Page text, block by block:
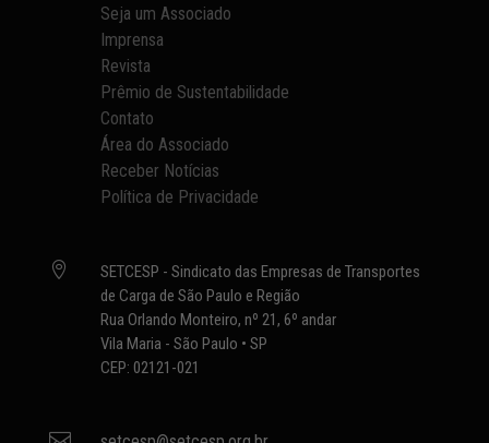
Seja um Associado
Imprensa
Revista
Prêmio de Sustentabilidade
Contato
Área do Associado
Receber Notícias
Política de Privacidade

SETCESP - Sindicato das Empresas de Transportes
de Carga de São Paulo e Região
Rua Orlando Monteiro, nº 21, 6º andar
Vila Maria - São Paulo • SP
CEP: 02121-021